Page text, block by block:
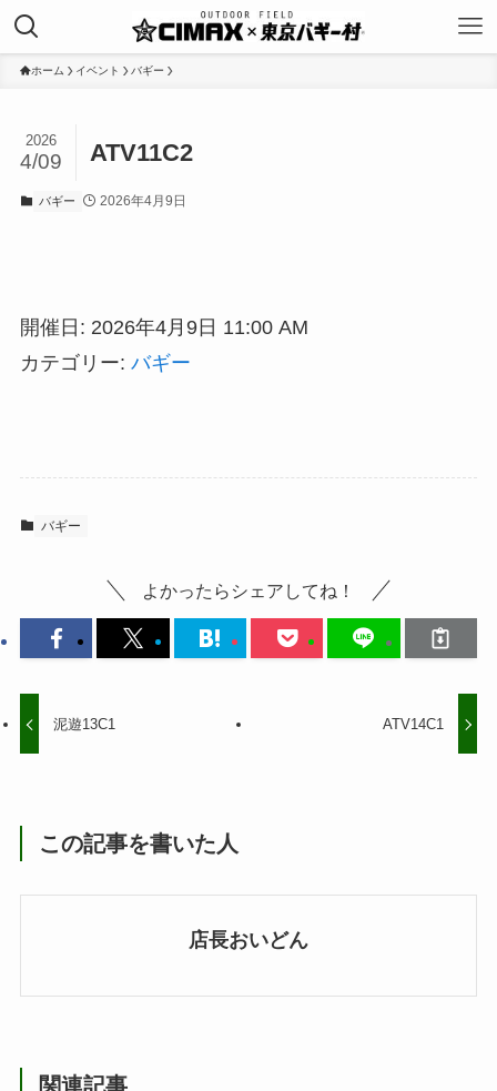
ホーム イベント バギー
ATV11C2
2026
4/09
バギー 2026年4月9日
開催日: 2026年4月9日 11:00 AM
カテゴリー: バギー
バギー
よかったらシェアしてね！
泥遊13C1 ATV14C1
この記事を書いた人
店長おいどん
関連記事